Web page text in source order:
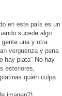
en este país es un
sucede algo
una y otra
verguenza y pena
hay plata" No hay
esteriores,
quién culpa